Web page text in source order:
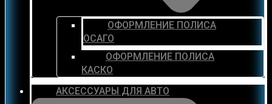
ОФОРМЛЕНИЕ ПОЛИСА
ОСАГО
ОФОРМЛЕНИЕ ПОЛИСА
КАСКО
АКСЕССУАРЫ ДЛЯ АВТО